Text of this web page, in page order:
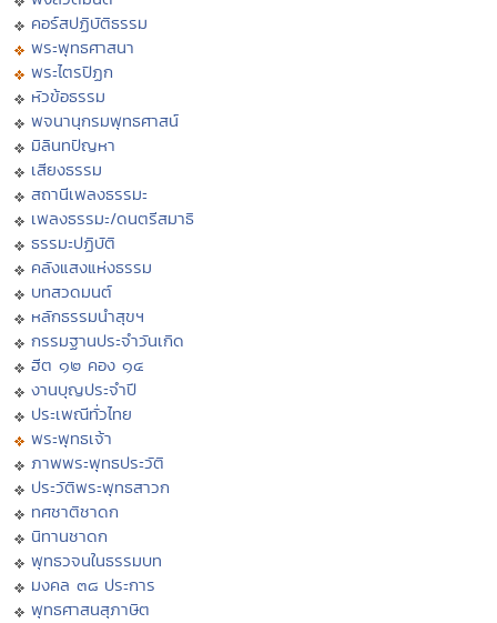
คอร์สปฏิบัติธรรม
พระพุทธศาสนา
พระไตรปิฏก
หัวข้อธรรม
พจนานุกรมพุทธศาสน์
มิลินทปัญหา
เสียงธรรม
สถานีเพลงธรรมะ
เพลงธรรมะ/ดนตรีสมาธิ
ธรรมะปฏิบัติ
คลังแสงแห่งธรรม
บทสวดมนต์
หลักธรรมนำสุขฯ
กรรมฐานประจำวันเกิด
ฮีต ๑๒ คอง ๑๔
งานบุญประจำปี
ประเพณีทั่วไทย
พระพุทธเจ้า
ภาพพระพุทธประวัติ
ประวัติพระพุทธสาวก
ทศชาติชาดก
นิทานชาดก
พุทธวจนในธรรมบท
มงคล ๓๘ ประการ
พุทธศาสนสุภาษิต